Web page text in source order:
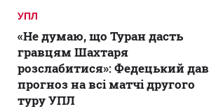
УПЛ
«Не думаю, що Туран дасть
гравцям Шахтаря
розслабитися»: Федецький дав
прогноз на всі матчі другого
туру УПЛ